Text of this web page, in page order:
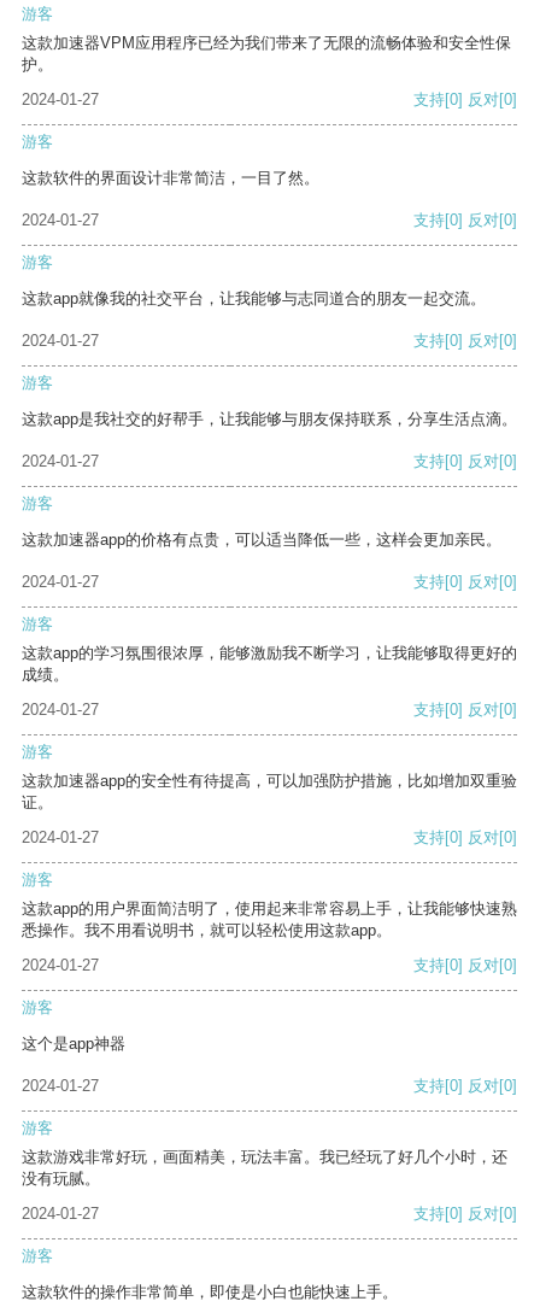
游客
这款加速器VPM应用程序已经为我们带来了无限的流畅体验和安全性保
护。
2024-01-27
支持[0] 反对[0]
游客
这款软件的界面设计非常简洁，一目了然。
2024-01-27 支持[0] 反对[0]
游客
这款app就像我的社交平台，让我能够与志同道合的朋友一起交流。
2024-01-27 支持[0] 反对[0]
游客
这款app是我社交的好帮手，让我能够与朋友保持联系，分享生活点滴。
2024-01-27 支持[0] 反对[0]
游客
这款加速器app的价格有点贵，可以适当降低一些，这样会更加亲民。
2024-01-27 支持[0] 反对[0]
游客
这款app的学习氛围很浓厚，能够激励我不断学习，让我能够取得更好的
成绩。
2024-01-27
支持[0] 反对[0]
游客
这款加速器app的安全性有待提高，可以加强防护措施，比如增加双重验
证。
2024-01-27
支持[0] 反对[0]
游客
这款app的用户界面简洁明了，使用起来非常容易上手，让我能够快速熟
悉操作。我不用看说明书，就可以轻松使用这款app。
2024-01-27
支持[0] 反对[0]
游客
这个是app神器
2024-01-27 支持[0] 反对[0]
游客
这款游戏非常好玩，画面精美，玩法丰富。我已经玩了好几个小时，还
没有玩腻。
2024-01-27
支持[0] 反对[0]
游客
这款软件的操作非常简单，即使是小白也能快速上手。